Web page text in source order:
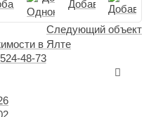
Следующий объект
48-73